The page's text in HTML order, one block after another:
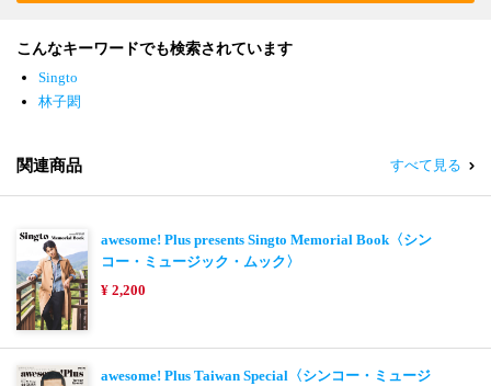
こんなキーワードでも検索されています
Singto
林子閎
関連商品 すべて見る
awesome! Plus presents Singto Memorial Book〈シン
コー・ミュージック・ムック〉
¥ 2,200
awesome! Plus Taiwan Special〈シンコー・ミュージ